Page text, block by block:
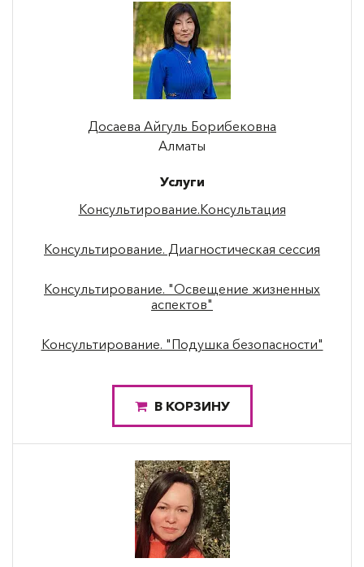
Досаева Айгуль Борибековна
Алматы
Услуги
Консультирование.Консультация
Консультирование. Диагностическая сессия
Консультирование. "Освещение жизненных
аспектов"
Консультирование. "Подушка безопасности"
В КОРЗИНУ